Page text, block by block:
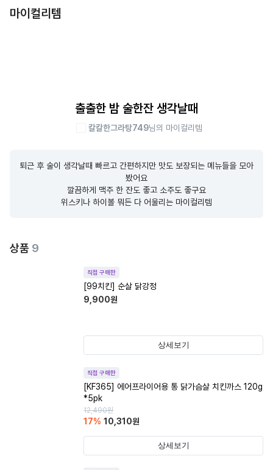
마이컬리템
출출한 밤 술한잔 생각날때
칼칼한그라탕749님의 마이컬리템
퇴근 후 술이 생각날때 빠르고 간편하지만 맛도 보장되는 메뉴들을 모아
봤어요
깔끔하게 맥주 한 잔도 좋고 소주도 좋구요
위스키나 하이볼 뭐든 다 어울리는 마이컬리템
상품 9
직접 구매한
[99치킨] 순살 닭강정
9,900원
상세보기
직접 구매한
[KF365] 에어프라이어용 통 닭가슴살 치킨까스 120g
*5pk
12,490원
17% 10,310원
상세보기